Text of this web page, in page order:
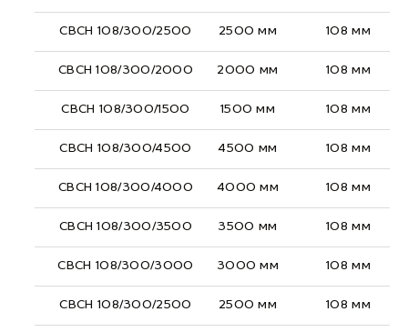
СВСН 108/300/2500 2500 мм 108 мм
СВСН 108/300/2000 2000 мм 108 мм
СВСН 108/300/1500 1500 мм 108 мм
СВСН 108/300/4500 4500 мм 108 мм
СВСН 108/300/4000 4000 мм 108 мм
СВСН 108/300/3500 3500 мм 108 мм
СВСН 108/300/3000 3000 мм 108 мм
СВСН 108/300/2500 2500 мм 108 мм